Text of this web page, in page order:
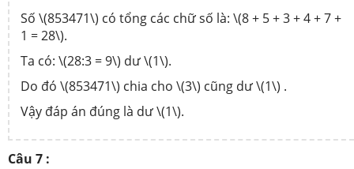
Số \(853471\) có tổng các chữ số là: \(8 + 5 + 3 + 4 + 7 +
1 = 28\).
Ta có: \(28:3 = 9\) dư \(1\).
Do đó \(853471\) chia cho \(3\) cũng dư \(1\) .
Vậy đáp án đúng là dư \(1\).
Câu 7 :